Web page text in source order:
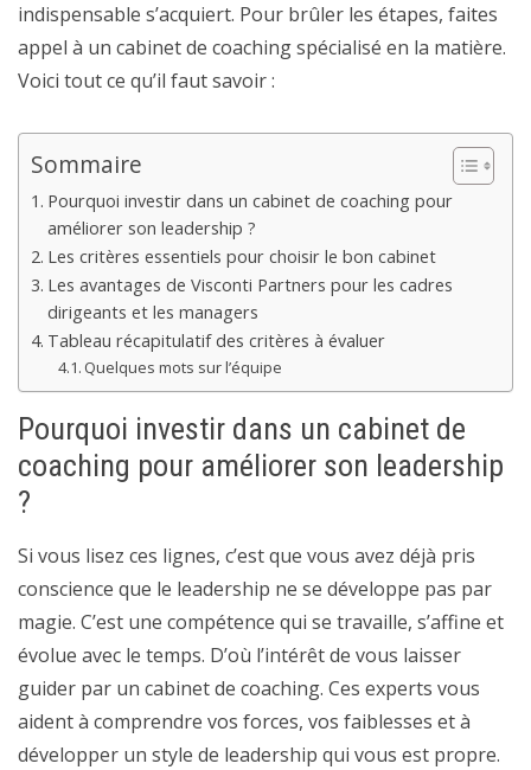
indispensable s’acquiert. Pour brûler les étapes, faites
appel à un cabinet de coaching spécialisé en la matière.
Voici tout ce qu’il faut savoir :
Sommaire
Pourquoi investir dans un cabinet de coaching pour
améliorer son leadership ?
Les critères essentiels pour choisir le bon cabinet
Les avantages de Visconti Partners pour les cadres
dirigeants et les managers
Tableau récapitulatif des critères à évaluer
Quelques mots sur l’équipe
Pourquoi investir dans un cabinet de
coaching pour améliorer son leadership
?
Si vous lisez ces lignes, c’est que vous avez déjà pris
conscience que le leadership ne se développe pas par
magie. C’est une compétence qui se travaille, s’affine et
évolue avec le temps. D’où l’intérêt de vous laisser
guider par un cabinet de coaching. Ces experts vous
aident à comprendre vos forces, vos faiblesses et à
développer un style de leadership qui vous est propre.